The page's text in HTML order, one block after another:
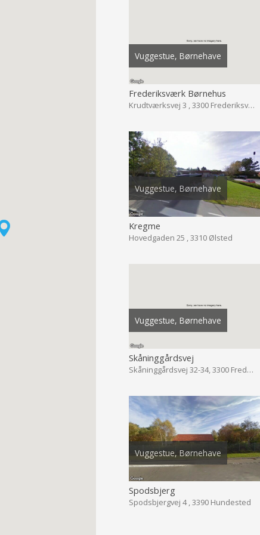
Vuggestue, Børnehave
Frederiksværk Børnehus
Krudtværksvej 3 , 3300 Frederiksværk
Vuggestue, Børnehave
Kregme
Hovedgaden 25 , 3310 Ølsted
Vuggestue, Børnehave
Skåninggårdsvej
Skåninggårdsvej 32-34, 3300 Frederiksværk
Vuggestue, Børnehave
Spodsbjerg
Spodsbjergvej 4 , 3390 Hundested